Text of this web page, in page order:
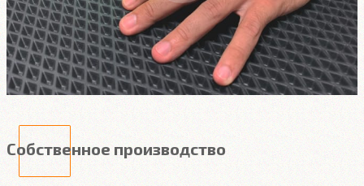
Собственное производство